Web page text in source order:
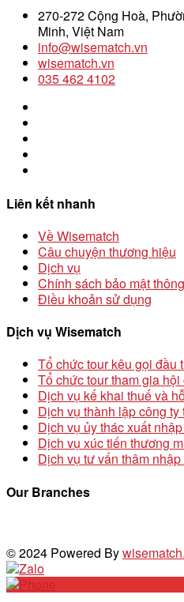
270-272 Cộng Hoà,
Minh, Việt Nam
info@wisematch.vn
wisematch.vn
035 462 4102
Liên kết nhanh
Về Wisematch
Câu chuyện thương hiệu
Dịch vụ
Chính sách bảo mật
Điều khoản sử dụng
Dịch vụ Wisematch
Tổ chức tour kêu gọi đầu
Tổ chức tour tham gia
Dịch vụ kế khai thuế và
Dịch vụ thành lập công
Dịch vụ ủy thác xuất
Dịch vụ xúc tiến thương
Dịch vụ tư vấn thâm
Our Branches
© 2024 Powered By